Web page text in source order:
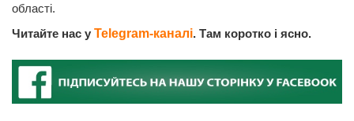
області.
Читайте нас у Telegram-каналі. Там коротко і ясно.